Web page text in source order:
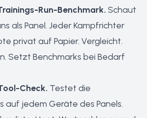
Run-Benchmark. Schaut
als Panel. Jeder Kampfrichter
privat auf Papier. Vergleicht.
Setzt Benchmarks bei Bedarf
Check. Testet die
auf jedem Geräte des Panels.